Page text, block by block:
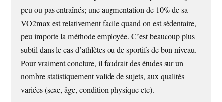
peu ou pas entraînés; une augmentation de 10% de sa
VO2max est relativement facile quand on est sédentaire,
peu importe la méthode employée. C’est beaucoup plus
subtil dans le cas d’athlètes ou de sportifs de bon niveau.
Pour vraiment conclure, il faudrait des études sur un
nombre statistiquement valide de sujets, aux qualités
variées (sexe, âge, condition physique etc).